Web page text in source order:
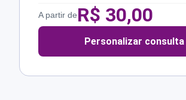
A partir deR$ 30,00
Personalizar consulta